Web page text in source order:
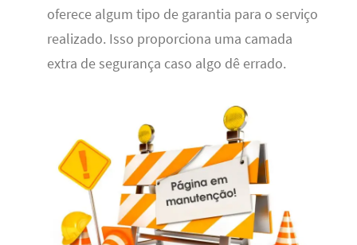
oferece algum tipo de garantia para o serviço
realizado. Isso proporciona uma camada
extra de segurança caso algo dê errado.